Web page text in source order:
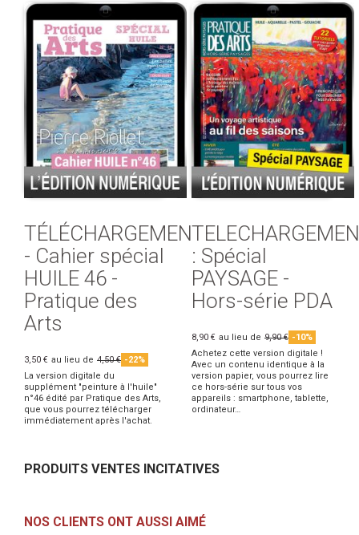
TÉLÉCHARGEMENT
- Cahier spécial
HUILE 46 -
Pratique des
Arts
3,50 € au lieu de 4,50 € -22%
La version digitale du
supplément "peinture à l'huile"
n°46 édité par Pratique des Arts,
que vous pourrez télécharger
immédiatement après l'achat.
: Spécial
PAYSAGE -
Hors-série PDA
8,90 € au lieu de 9,90 € -10%
Achetez cette version digitale !
Avec un contenu identique à la
version papier, vous pourrez lire
ce hors-série sur tous vos
appareils : smartphone, tablette,
ordinateur…
PRODUITS VENTES INCITATIVES
NOS CLIENTS ONT AUSSI AIMÉ